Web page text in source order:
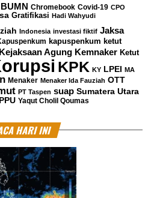
BUMN Chromebook Covid-19 CPO
Gratifikasi Hadi Wahyudi
Indonesia investasi fiktif Jaksa
kapuspenkum ketut
Kejaksaan Agung Kemnaker Ketut
KPK KY LPEI MA
Menaker Menaker Ida Fauziah OTT
PT Taspen suap Sumatera Utara
Yaqut Cholil Qoumas
HARI INI